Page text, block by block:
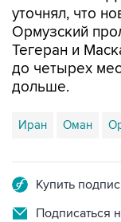
уточнял, что
Ормузский
Тегеран и
до четырех
дольше.
Иран Оман
Купить
Подписаться